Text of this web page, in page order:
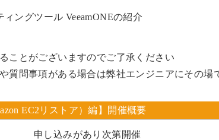
ィングツール VeeamONEの紹介
ことがございますのでご了承ください
質問事項がある場合は弊社エンジニアにその場
EC2リストア）編】開催概要
申し込みがあり次第開催